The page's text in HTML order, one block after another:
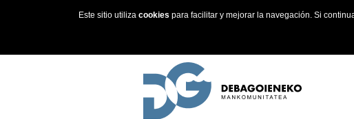
Este sitio utiliza cookies para facilitar y mejorar la navegación. Si